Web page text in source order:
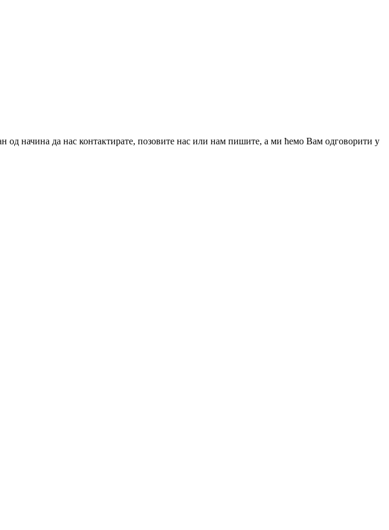
од начина да нас контактирате, позовите нас или нам пишите, а ми ћемо Вам одговорити у